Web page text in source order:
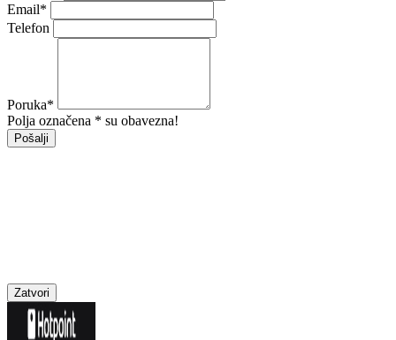
Email*
Telefon
Poruka*
Polja označena * su obavezna!
Pošalji
Zatvori